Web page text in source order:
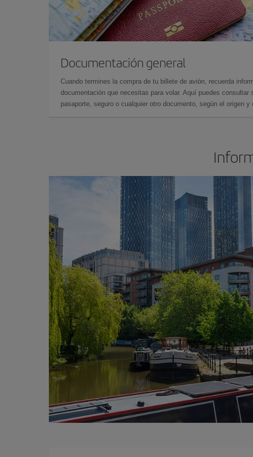
Documentación general
Cuando termines la compra de tu billete de avión, recuerda
documentación que necesitas para volar. Aquí puedes consultar
pasaporte, seguro o cualquier otro documento, según el origen